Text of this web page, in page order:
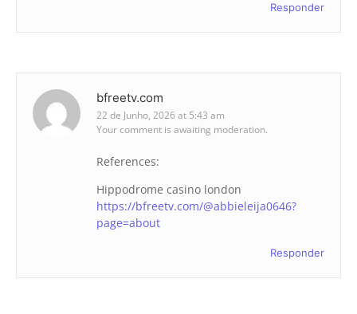
Responder
bfreetv.com
22 de Junho, 2026 at 5:43 am
Your comment is awaiting moderation.
References:
Hippodrome casino london
https://bfreetv.com/@abbieleija0646?
page=about
Responder